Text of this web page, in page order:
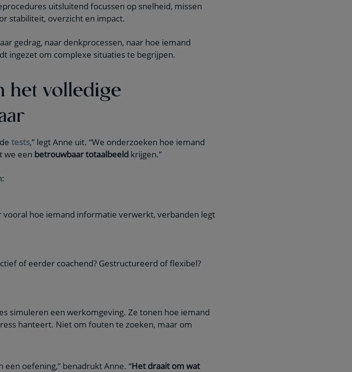
uitsluitend focussen op snelheid, missen
stabiliteit, overzicht en impact.
gedrag, naar denkprocessen, naar hoe iemand
ingezet om complexe situaties te begrijpen.
het volledige
tests,” legt Anne uit. “We onderzoeken hoe iemand
we een betrouwbaar totaalbeeld krijgen.”
vooral hoe iemand informatie verwerkt, verbanden legt
of eerder coachend? Gestructureerd of flexibel?
simuleren een werkomgeving. Ze tonen hoe iemand
hanteert. Niet om fouten te zoeken, maar om
oefening,” benadrukt Anne. “Het draait om wat